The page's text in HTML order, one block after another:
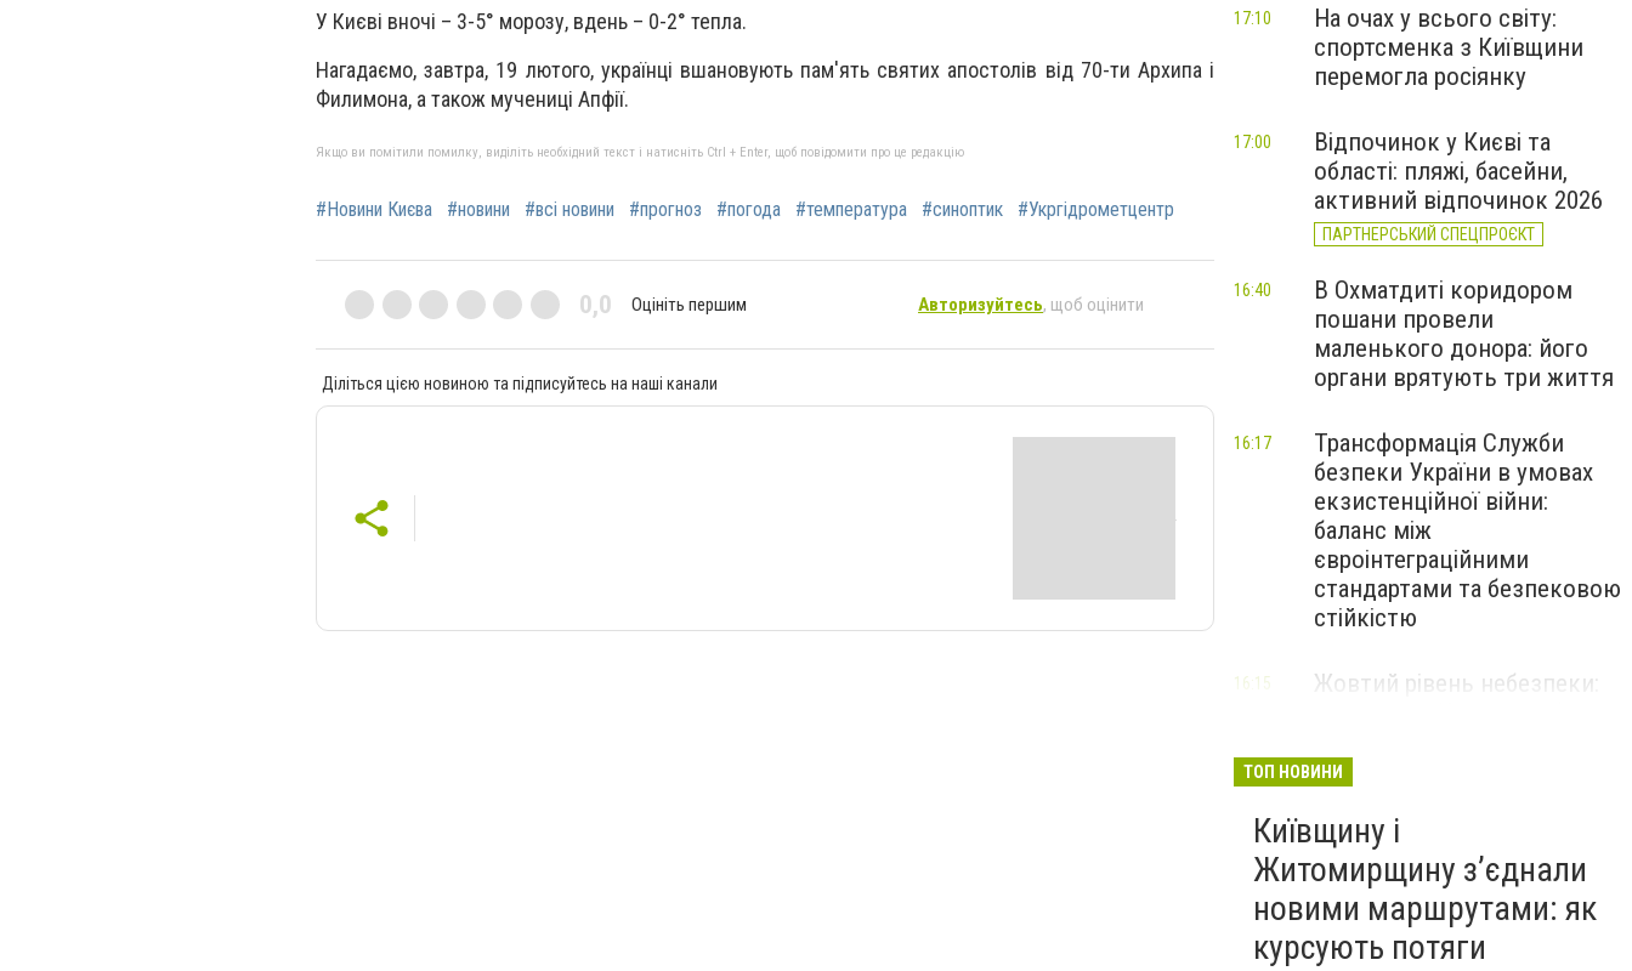
У Києві вночі – 3-5° морозу, вдень – 0-2° тепла.
Нагадаємо, завтра, 19 лютого, українці вшановують пам'ять святих апостолів від 70-ти Архипа і
Филимона, а також мучениці Апфії.
Якщо ви помітили помилку, виділіть необхідний текст і натисніть Ctrl + Enter, щоб повідомити про це редакцію
#Новини Києва #новини #всі новини #прогноз #погода #температура #синоптик #Укргідрометцентр
0,0 Оцініть першим Авторизуйтесь, щоб оцінити
Діліться цією новиною та підписуйтесь на наші канали
На очах у всього світу:
спортсменка з Київщини
перемогла росіянку
17:10
Відпочинок у Києві та
області: пляжі, басейни,
активний відпочинок 2026
ПАРТНЕРСЬКИЙ СПЕЦПРОЄКТ
17:00
В Охматдиті коридором
пошани провели
маленького донора: його
органи врятують три життя
16:40
Трансформація Служби
безпеки України в умовах
екзистенційної війни:
баланс між
євроінтеграційними
стандартами та безпековою
стійкістю
16:17
Жовтий рівень небезпеки:
16:15
ТОП НОВИНИ
Київщину і
Житомирщину з’єднали
новими маршрутами: як
курсують потяги